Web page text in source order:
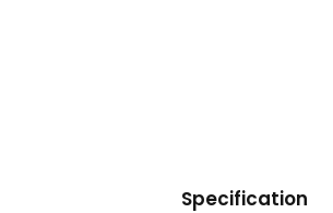
Specification